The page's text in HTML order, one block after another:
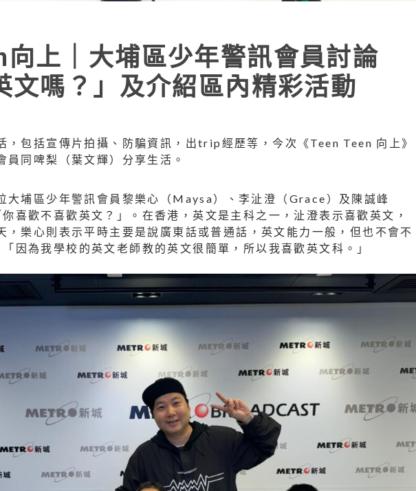
向上｜大埔區少年警訊會員討論
文嗎？」及介紹區內精彩活動
，包括宣傳片拍攝、防騙資訊，出trip經歷等，今次《Teen Teen 向上》
員同啤梨（葉文輝）分享生活。
大埔區少年警訊會員黎樂心（Maysa）、李沚澄（Grace）及陳誠峰
喜歡不喜歡英文？」。在香港，英文是主科之一，沚澄表示喜歡英文，
，樂心則表示平時主要是說廣東話或普通話，英文能力一般，但也不會不
因為我學校的英文老師教的英文很簡單，所以我喜歡英文科。」